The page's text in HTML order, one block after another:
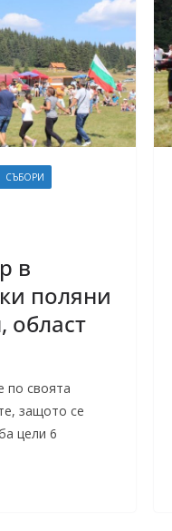
СЪБОРИ
в
поляни
област
по своята
защото се
цели 6